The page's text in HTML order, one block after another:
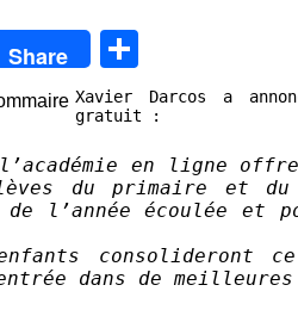
Share
Xavier Darcos a
gratuit :
en ligne
du primaire et
l’année écoulée et
consolideront
dans de